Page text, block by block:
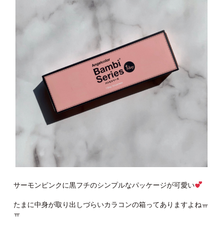
サーモンピンクに黒フチのシンプルなパッケージが可愛い
たまに中身が取り出しづらいカラコンの箱ってありますよねㅠ
ㅠ